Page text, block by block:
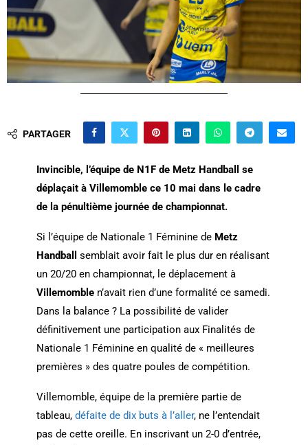
PARTAGER
Invincible, l’équipe de N1F de Metz Handball
se
déplaçait à Villemomblece 10 mai dans le cadre
de la pénultième journée de championnat.
Si l’équipe de Nationale 1 Féminine de Metz
Handball
semblait avoir fait le plus dur en réalisant
un 20/20 en championnat, le déplacement à
Villemomblen’avait rien d’une formalité ce samedi.
Dans la balance ? La possibilité de valider
définitivement une participation aux Finalités de
Nationale 1 Féminine en qualité de « meilleures
premières » des quatre poules de compétition.
Villemomble, équipe de la première partie de
tableau, défaite de dix buts à l’aller, ne l’entendait
pas de cette oreille. En inscrivant un 2-0 d’entrée,